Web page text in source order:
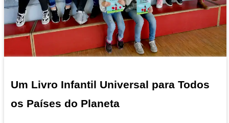
Um Livro Infantil Universal para Todos
os Países do Planeta